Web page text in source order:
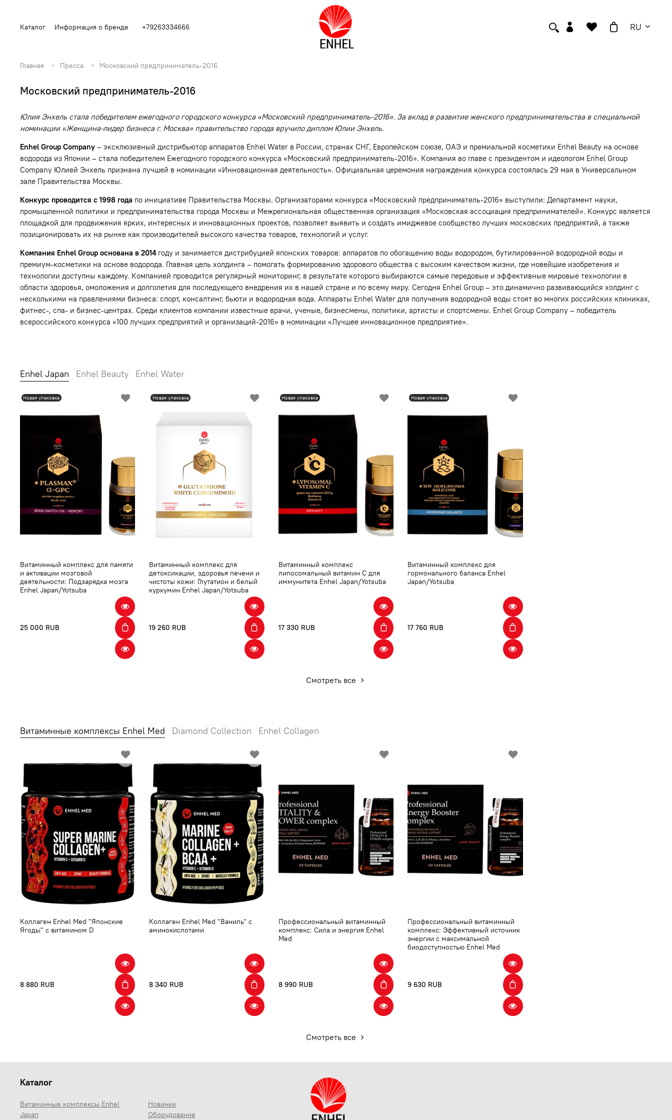
RU
Каталог Информация о бренде +79263334666
Главная Пресса Московский предприниматель-2016
Московский предприниматель-2016
Юлия Энхель стала победителем ежегодного городского конкурса «Московский предприниматель-2016». За вклад в развитие женского предпринимательства в специальной
номинации «Женщина-лидер бизнеса г. Москва» правительство города вручило диплом Юлии Энхель.
Enhel Group Company – эксклюзивный дистрибьютор аппаратов Enhel Water в России, странах СНГ, Европейском союзе, ОАЭ и премиальной косметики Enhel Beauty на основе
водорода из Японии – стала победителем Ежегодного городского конкурса «Московский предприниматель-2016». Компания во главе с президентом и идеологом Enhel Group
Company Юлией Энхель признана лучшей в номинации «Инновационная деятельность». Официальная церемония награждения конкурса состоялась 29 мая в Универсальном
зале Правительства Москвы.
Конкурс проводится с 1998 года по инициативе Правительства Москвы. Организаторами конкурса «Московский предприниматель-2016» выступили: Департамент науки,
промышленной политики и предпринимательства города Москвы и Межрегиональная общественная организация «Московская ассоциация предпринимателей». Конкурс является
площадкой для продвижения ярких, интересных и инновационных проектов, позволяет выявить и создать имиджевое сообщество лучших московских предприятий, а также
позиционировать их на рынке как производителей высокого качества товаров, технологий и услуг.
Компания Enhel Group основана в 2014году и занимается дистрибуцией японских товаров: аппаратов по обогащению воды водородом, бутилированной водородной воды и
премиум-косметики на основе водорода. Главная цель холдинга – помогать формированию здорового общества с высоким качеством жизни, где новейшие изобретения и
технологии доступны каждому. Компанией проводится регулярный мониторинг, в результате которого выбираются самые передовые и эффективные мировые технологии в
области здоровья, омоложения и долголетия для последующего внедрения их в нашей стране и по всему миру. Сегодня Enhel Group – это динамично развивающийся холдинг с
несколькими на правлениями бизнеса: спорт, консалтинг, бьюти и водородная вода. Аппараты Enhel Water для получения водородной воды стоят во многих российских клиниках,
фитнес-, спа- и бизнес-центрах. Среди клиентов компании известные врачи, ученые, бизнесмены, политики, артисты и спортсмены. Enhel Group Company – победитель
всероссийского конкурса «100 лучших предприятий и организаций-2016» в номинации «Лучшее инновационное предприятие».
Enhel Japan Enhel Beauty Enhel Water
Новая упаковка
Витаминный комплекс для памяти
и активации мозговой
деятельности: Подзарядка мозга
Enhel Japan/Yotsuba
25 000 RUB
Новая упаковка
Витаминный комплекс для
детоксикации, здоровья печени и
чистоты кожи: Глутатион и белый
куркумин Enhel Japan/Yotsuba
19 260 RUB
Новая упаковка
Витаминный комплекс
липосомальный витамин С для
иммунитета Enhel Japan/Yotsuba
17 330 RUB
Новая упаковка
Витаминный комплекс для
гормонального баланса Enhel
Japan/Yotsuba
17 760 RUB
Смотреть все
Витаминные комплексы Enhel Med Diamond Collection Enhel Collagen
Коллаген Enhel Med "Японские
Ягоды" с витамином D
8 880 RUB
Коллаген Enhel Med "Ваниль" с
аминокислотами
8 340 RUB
Профессиональный витаминный
комплекс: Сила и энергия Enhel
Med
8 990 RUB
Профессиональный витаминный
комплекс: Эффективный источник
энергии с максимальной
биодоступностью Enhel Med
9 630 RUB
Смотреть все
Каталог
Витаминные комплексы Enhel
Japan
Новинки
Оборудование